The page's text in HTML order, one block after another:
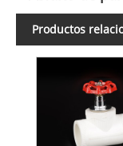
Productos